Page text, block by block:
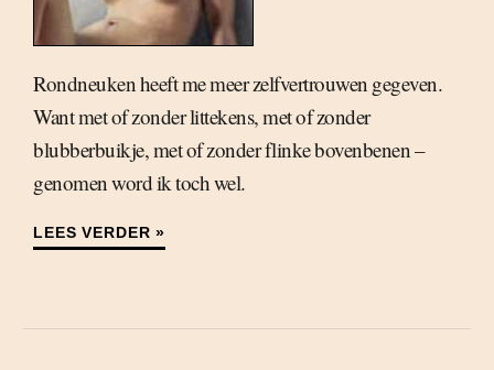
Rondneuken heeft me meer zelfvertrouwen gegeven.
Want met of zonder littekens, met of zonder
blubberbuikje, met of zonder flinke bovenbenen –
genomen word ik toch wel.
LEES VERDER »